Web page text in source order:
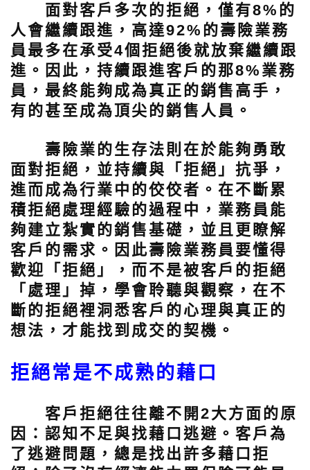
面對客戶多次的拒絕，僅有8%的
人會繼續跟進，高達92%的壽險業務
員最多在承受4個拒絕後就放棄繼續跟
進。因此，持續跟進客戶的那8%業務
員，最終能夠成為真正的銷售高手，
有的甚至成為頂尖的銷售人員。
壽險業的生存法則在於能夠勇敢
面對拒絕，並持續與「拒絕」抗爭，
進而成為行業中的佼佼者。在不斷累
積拒絕處理經驗的過程中，業務員能
夠建立紮實的銷售基礎，並且更瞭解
客戶的需求。因此壽險業務員要懂得
歡迎「拒絕」，而不是被客戶的拒絕
「處理」掉，學會聆聽與觀察，在不
斷的拒絕裡洞悉客戶的心理與真正的
想法，才能找到成交的契機。
拒絕常是不成熟的藉口
客戶拒絕往往離不開2大方面的原
因：認知不足與找藉口逃避。客戶為
了逃避問題，總是找出許多藉口拒